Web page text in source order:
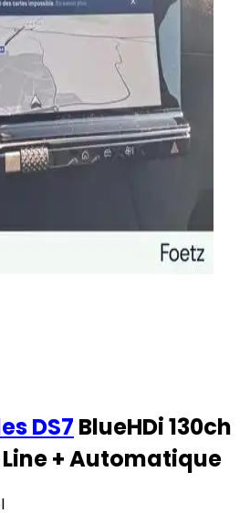
DS7 BlueHDi 130ch
+ Automatique